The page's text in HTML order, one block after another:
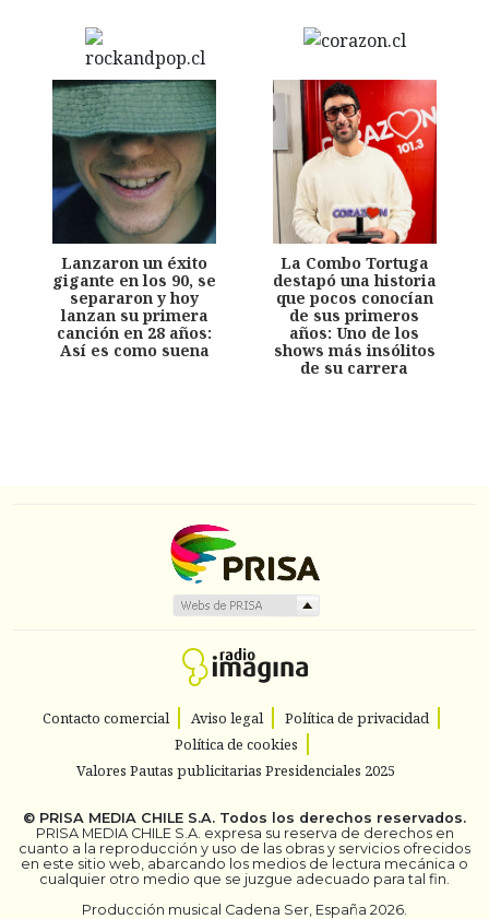
Lanzaron un éxito
gigante en los 90, se
separaron y hoy
lanzan su primera
canción en 28 años:
Así es como suena
La Combo Tortuga
destapó una historia
que pocos conocían
de sus primeros
años: Uno de los
shows más insólitos
de su carrera
Contacto comercial Aviso legal
Política de privacidad
Política de cookies
Valores Pautas publicitarias Presidenciales 2025
© PRISA MEDIA CHILE S.A. Todos los derechos reservados.
PRISA MEDIA CHILE S.A. expresa su reserva de derechos en
cuanto a la reproducción y uso de las obras y servicios ofrecidos
en este sitio web, abarcando los medios de lectura mecánica o
cualquier otro medio que se juzgue adecuado para tal fin.
Producción musical Cadena Ser, España 2026.